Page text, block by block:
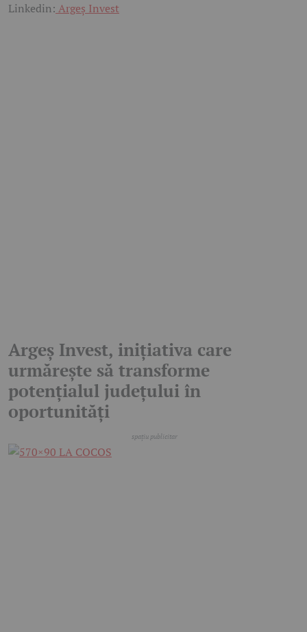
Linkedin: Argeș Invest
Argeș Invest, inițiativa care
urmărește să transforme
potențialul județului în
oportunități